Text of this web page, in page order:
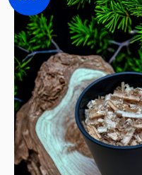
始
價
格：
工
檜
木
擴
香
瓶
數
量